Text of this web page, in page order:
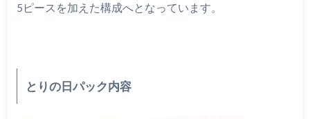
5ピースを加えた構成へとなっています。
とりの日パック内容